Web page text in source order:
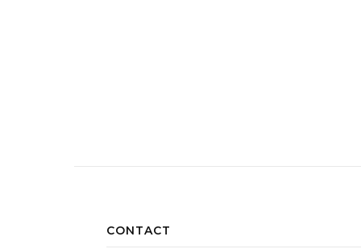
CONTACT